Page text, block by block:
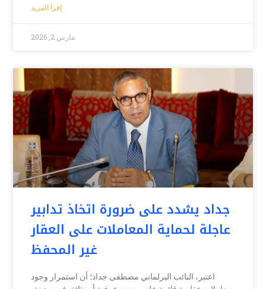
إقرأ المزيد
مارس 2, 2026
جداد يشدد على ضرورة اتخاذ تدابير
عاجلة لحماية المعاملات على العقار
غير المحفظ
اعتبر، النائب البرلماني مصطفى جداد؛ أن استمرار وجود